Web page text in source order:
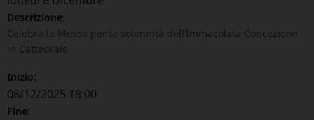
Descrizione:
Celebra la Messa per la solennità dell’Immacolata Concezione
in Cattedrale
Inizio:
08/12/2025 18:00
Fine: